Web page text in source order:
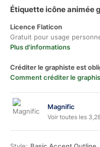
Étiquette icône animée
Licence Flaticon
Gratuit pour usage
Plus d'informations
Créditer le graphiste est
Comment créditer le
Magnific
Voir toutes les